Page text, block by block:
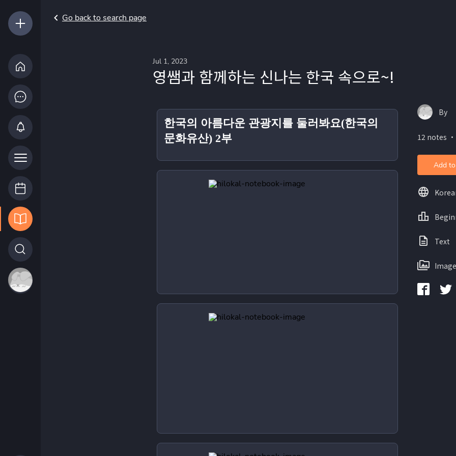
Go back to search page
Jul 1, 2023
영쌤과 함께하는 신나는 한국 속으로~!
한국의 아름다운 관광지를 둘러봐요(한국의
문화유산) 2부
By
12 notes
Add
Text